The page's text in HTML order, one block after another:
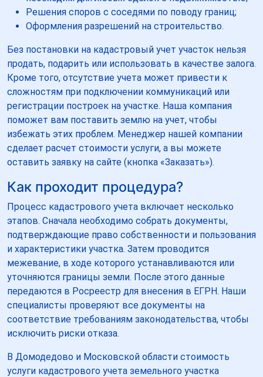
Решения споров с соседями по поводу границ;
Оформления разрешений на строительство.
Без постановки на кадастровый учет участок нельзя
продать, подарить или использовать в качестве залога.
Кроме того, отсутствие учета может привести к
сложностям при подключении коммуникаций или
регистрации построек на участке. Наша компания
поможет вам поставить землю на учет, чтобы
избежать этих проблем. Менеджер нашей компании
сделает расчет стоимости услуги, а вы можете
оставить заявку на сайте (кнопка «Заказать»).
Как проходит процедура?
Процесс кадастрового учета включает несколько
этапов. Сначала необходимо собрать документы,
подтверждающие право собственности и пользования
и характеристики участка. Затем проводится
межевание, в ходе которого устанавливаются или
уточняются границы земли. После этого данные
передаются в Росреестр для внесения в ЕГРН. Наши
специалисты проверяют все документы на
соответствие требованиям законодательства, чтобы
исключить риски отказа.
В Домодедово и Московской области стоимость
услуги кадастрового учета земельного участка